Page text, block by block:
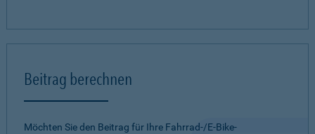
Beitrag berechnen
Möchten Sie den Beitrag für Ihre Fahrrad-/E-Bike-